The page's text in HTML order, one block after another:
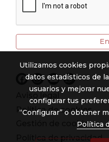
Aviso legal
Política de cookies
Gestión de cookies
Política de privacidad
Utilizamos cookies
datos estadísticos de
usuarios y mejorar
configurar tus
“Configurar” o obtener
Política